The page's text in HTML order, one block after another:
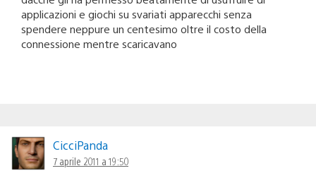
applicazioni e giochi su svariati apparecchi senza
spendere neppure un centesimo oltre il costo della
connessione mentre scaricavano
CicciPanda
7 aprile 2011 a 19:50